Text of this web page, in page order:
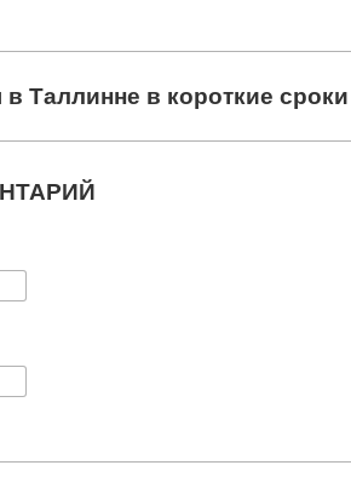
Таллинне в короткие сроки